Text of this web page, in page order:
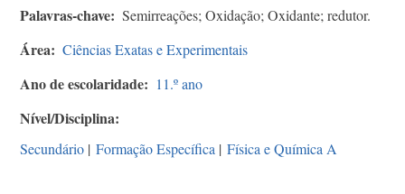
Palavras-chave Semirreações; Oxidação; Oxidante; redutor.
Área Ciências Exatas e Experimentais
Ano de escolaridade 11.º ano
Nível/Disciplina
Secundário | Formação Específica | Física e Química A